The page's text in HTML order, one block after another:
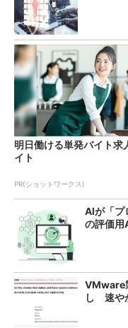
明日働ける単発バイト求
イト
PR(ショットワークス)
AIが「
の評価用
VMware
し 速や